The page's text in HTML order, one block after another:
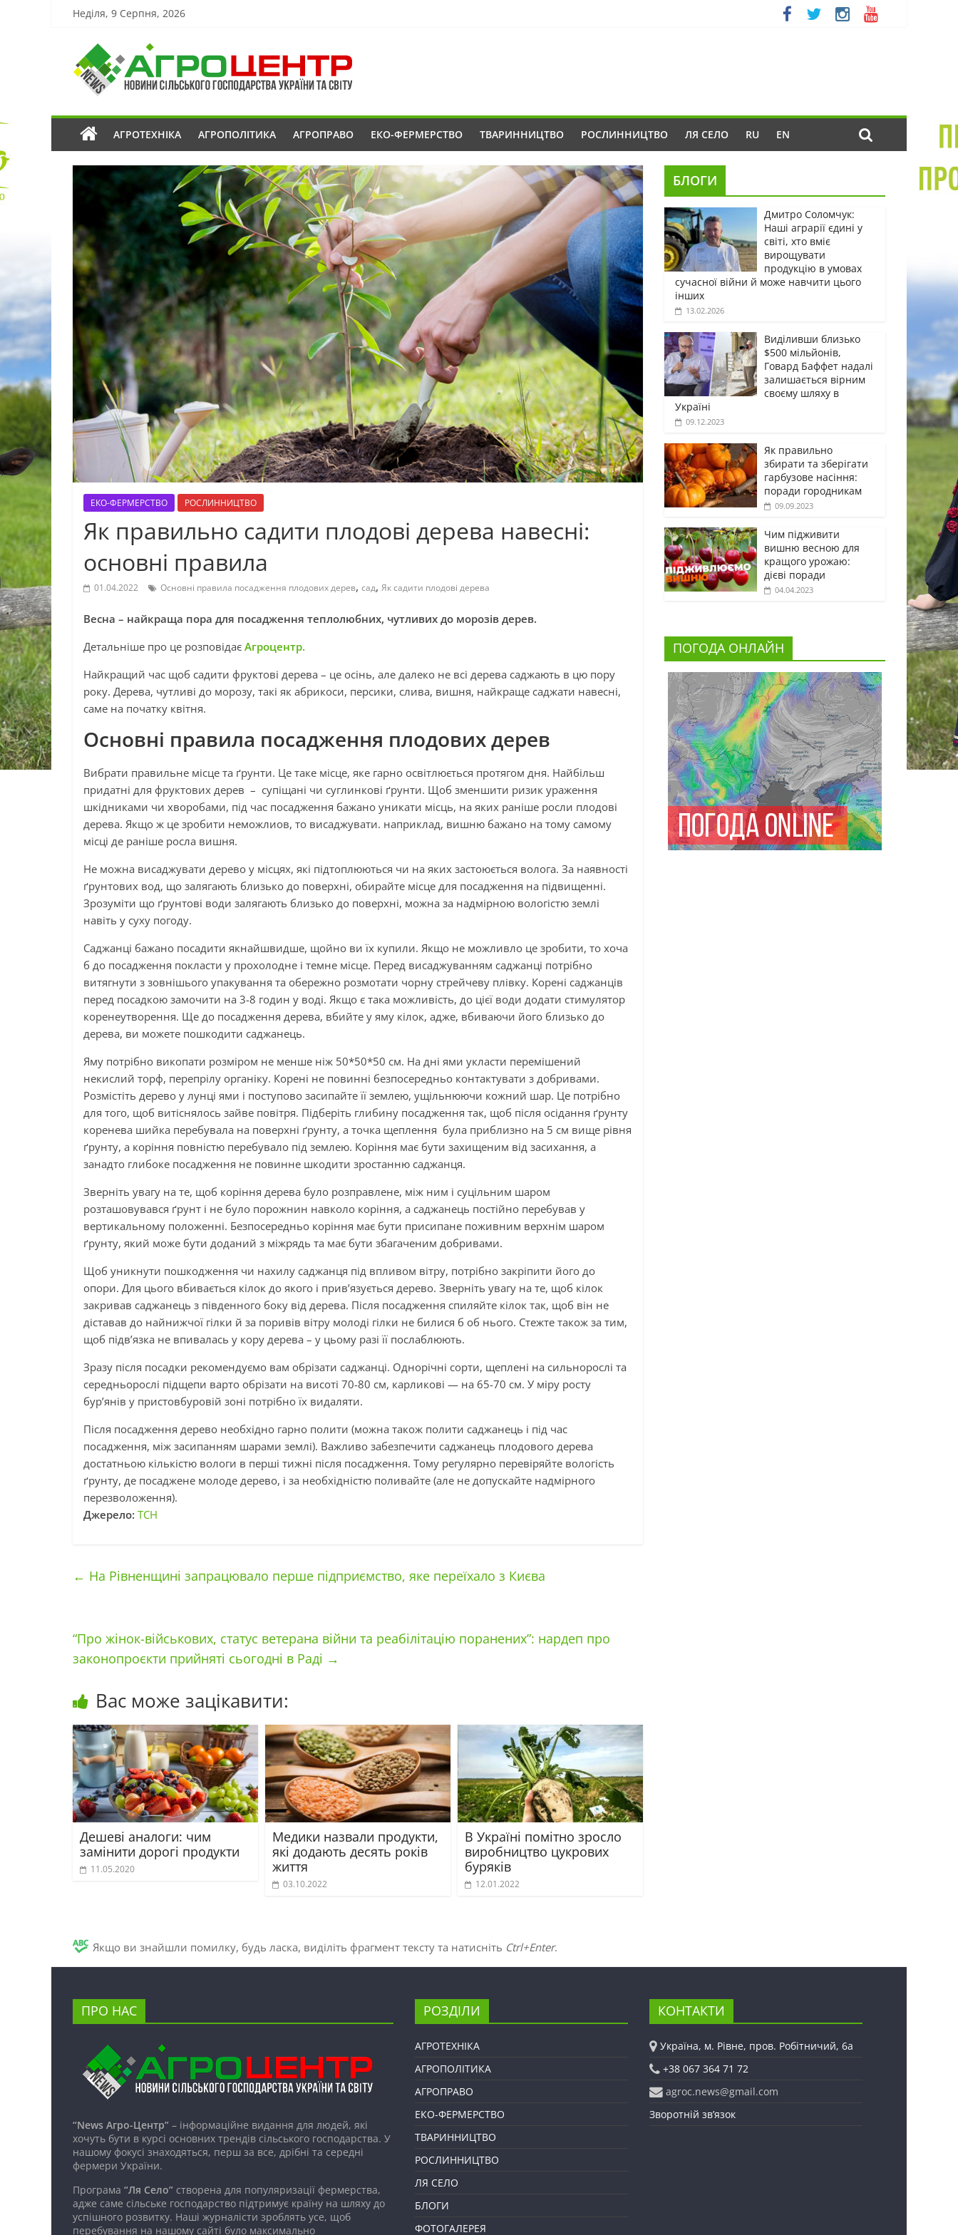
Неділя, 9 Серпня, 2026
АГРОТЕХНІКА АГРОПОЛІТИКА АГРОПРАВО ЕКО-ФЕРМЕРСТВО ТВАРИННИЦТВО РОСЛИННИЦТВО ЛЯ СЕЛО RU EN
ЕКО-ФЕРМЕРСТВО РОСЛИННИЦТВО
Як правильно садити плодові дерева навесні:
основні правила
01.04.2022 Основні правила посадження плодових дерев, сад, Як садити плодові дерева
Весна – найкраща пора для посадження теплолюбних, чутливих до морозів дерев.
Детальніше про це розповідає Агроцентр.
Найкращий час щоб садити фруктові дерева – це осінь, але далеко не всі дерева саджають в цю пору
року. Дерева, чутливі до морозу, такі як абрикоси, персики, слива, вишня, найкраще саджати навесні,
саме на початку квітня.
Основні правила посадження плодових дерев
Вибрати правильне місце та ґрунти. Це таке місце, яке гарно освітлюється протягом дня. Найбільш
придатні для фруктових дерев – супіщані чи суглинкові ґрунти. Щоб зменшити ризик ураження
шкідниками чи хворобами, під час посадження бажано уникати місць, на яких раніше росли плодові
дерева. Якщо ж це зробити неможлиов, то висаджувати. наприклад, вишню бажано на тому самому
місці де раніше росла вишня.
Не можна висаджувати дерево у місцях, які підтоплюються чи на яких застоюється волога. За наявності
ґрунтових вод, що залягають близько до поверхні, обирайте місце для посадження на підвищенні.
Зрозуміти що ґрунтові води залягають близько до поверхні, можна за надмірною вологістю землі
навіть у суху погоду.
Саджанці бажано посадити якнайшвидше, щойно ви їх купили. Якщо не можливло це зробити, то хоча
б до посадження покласти у прохолодне і темне місце. Перед висаджуванням саджанці потрібно
витягнути з зовнішього упакування та обережно розмотати чорну стрейчеву плівку. Корені саджанців
перед посадкою замочити на 3-8 годин у воді. Якщо є така можливість, до цієї води додати стимулятор
коренеутворення. Ще до посадження дерева, вбийте у яму кілок, адже, вбиваючи його близько до
дерева, ви можете пошкодити саджанець.
Яму потрібно викопати розміром не менше ніж 50*50*50 см. На дні ями укласти перемішений
некислий торф, перепрілу органіку. Корені не повинні безпосередньо контактувати з добривами.
Розмістіть дерево у лунці ями і поступово засипайте її землею, ущільнюючи кожний шар. Це потрібно
для того, щоб витіснялось зайве повітря. Підберіть глибину посадження так, щоб після осідання ґрунту
коренева шийка перебувала на поверхні ґрунту, а точка щеплення була приблизно на 5 см вище рівня
ґрунту, а коріння повністю перебувало під землею. Коріння має бути захищеним від засихання, а
занадто глибоке посадження не повинне шкодити зростанню саджанця.
Зверніть увагу на те, щоб коріння дерева було розправлене, між ним і суцільним шаром
розташовувався ґрунт і не було порожнин навколо коріння, а саджанець постійно перебував у
вертикальному положенні. Безпосередньо коріння має бути присипане поживним верхнім шаром
ґрунту, який може бути доданий з міжрядь та має бути збагаченим добривами.
Щоб уникнути пошкодження чи нахилу саджанця під впливом вітру, потрібно закріпити його до
опори. Для цього вбивається кілок до якого і прив’язується дерево. Зверніть увагу на те, щоб кілок
закривав саджанець з південного боку від дерева. Після посадження спиляйте кілок так, щоб він не
діставав до найнижчої гілки й за поривів вітру молоді гілки не билися б об нього. Стежте також за тим,
щоб підв’язка не впивалась у кору дерева – у цьому разі її послаблюють.
Зразу після посадки рекомендуємо вам обрізати саджанці. Однорічні сорти, щеплені на сильнорослі та
середньорослі підщепи варто обрізати на висоті 70-80 см, карликові — на 65-70 см. У міру росту
бур’янів у пристовбуровій зоні потрібно їх видаляти.
Після посадження дерево необхідно гарно полити (можна також полити саджанець і під час
посадження, між засипанням шарами землі). Важливо забезпечити саджанець плодового дерева
достатньою кількістю вологи в перші тижні після посадження. Тому регулярно перевіряйте вологість
ґрунту, де посаджене молоде дерево, і за необхідністю поливайте (але не допускайте надмірного
перезволоження).
Джерело: ТСН
← На Рівненщині запрацювало перше підприємство, яке переїхало з Києва
“Про жінок-військових, статус ветерана війни та реабілітацію поранених”: нардеп про
законопроєкти прийняті сьогодні в Раді →
Вас може зацікавити:
Дешеві аналоги: чим
замінити дорогі продукти
11.05.2020
Медики назвали продукти,
які додають десять років
життя
03.10.2022
В Україні помітно зросло
виробництво цукрових
буряків
12.01.2022
БЛОГИ
Дмитро Соломчук:
Наші аграрії єдині у
світі, хто вміє
вирощувати
продукцію в умовах
сучасної війни й може навчити цього
інших
13.02.2026
Виділивши близько
$500 мільйонів,
Говард Баффет надалі
залишається вірним
своєму шляху в
Україні
09.12.2023
Як правильно
збирати та зберігати
гарбузове насіння:
поради городникам
09.09.2023
Чим підживити
вишню весною для
кращого урожаю:
дієві поради
04.04.2023
ПОГОДА ОНЛАЙН
Якщо ви знайшли помилку, будь ласка, виділіть фрагмент тексту та натисніть Ctrl+Enter.
ПРО НАС
“News Агро-Центр” – інформаційне видання для людей, які
хочуть бути в курсі основних трендів сільського господарства. У
нашому фокусі знаходяться, перш за все, дрібні та середні
фермери України.
Програма “Ля Село” створена для популяризації фермерства,
адже саме сільське господарство підтримує країну на шляху до
успішного розвитку. Наші журналісти зроблять усе, щоб
перебування на нашому сайті було максимально
РОЗДІЛИ
АГРОТЕХНІКА
АГРОПОЛІТИКА
АГРОПРАВО
ЕКО-ФЕРМЕРСТВО
ТВАРИННИЦТВО
РОСЛИННИЦТВО
ЛЯ СЕЛО
БЛОГИ
ФОТОГАЛЕРЕЯ
КОНТАКТИ
Україна, м. Рівне, пров. Робітничий, 6а
+38 067 364 71 72
agroc.news@gmail.com
Зворотній зв’язок